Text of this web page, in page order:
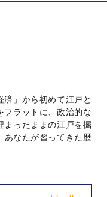
」から初めて江戸と
ラットに、政治的な
ったままの江戸を掘
あなたが習ってきた歴